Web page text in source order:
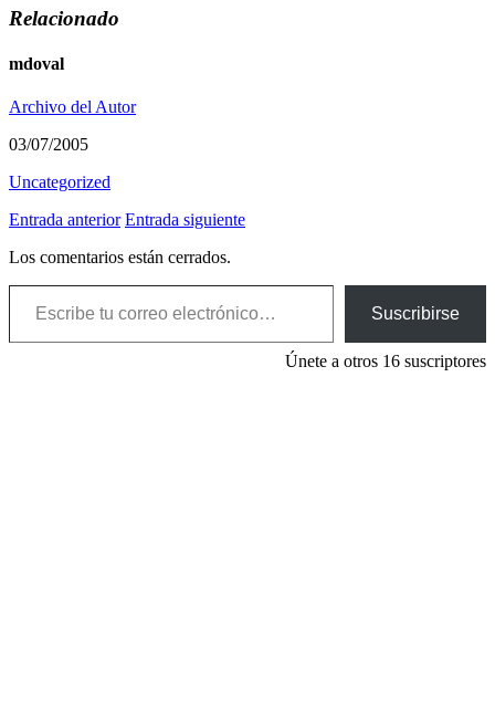
Relacionado
mdoval
Archivo del Autor
03/07/2005
Uncategorized
Entrada anterior Entrada siguiente
Los comentarios están cerrados.
Escribe tu correo electrónico…
Suscribirse
Únete a otros 16 suscriptores